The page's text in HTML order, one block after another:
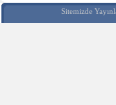
Sitemizde